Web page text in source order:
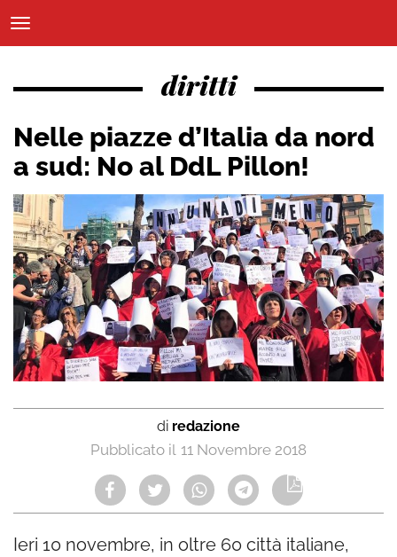
diritti
Nelle piazze d’Italia da nord
a sud: No al DdL Pillon!
di redazione
11 Novembre 2018
Ieri 10 novembre, in oltre 60 città italiane,